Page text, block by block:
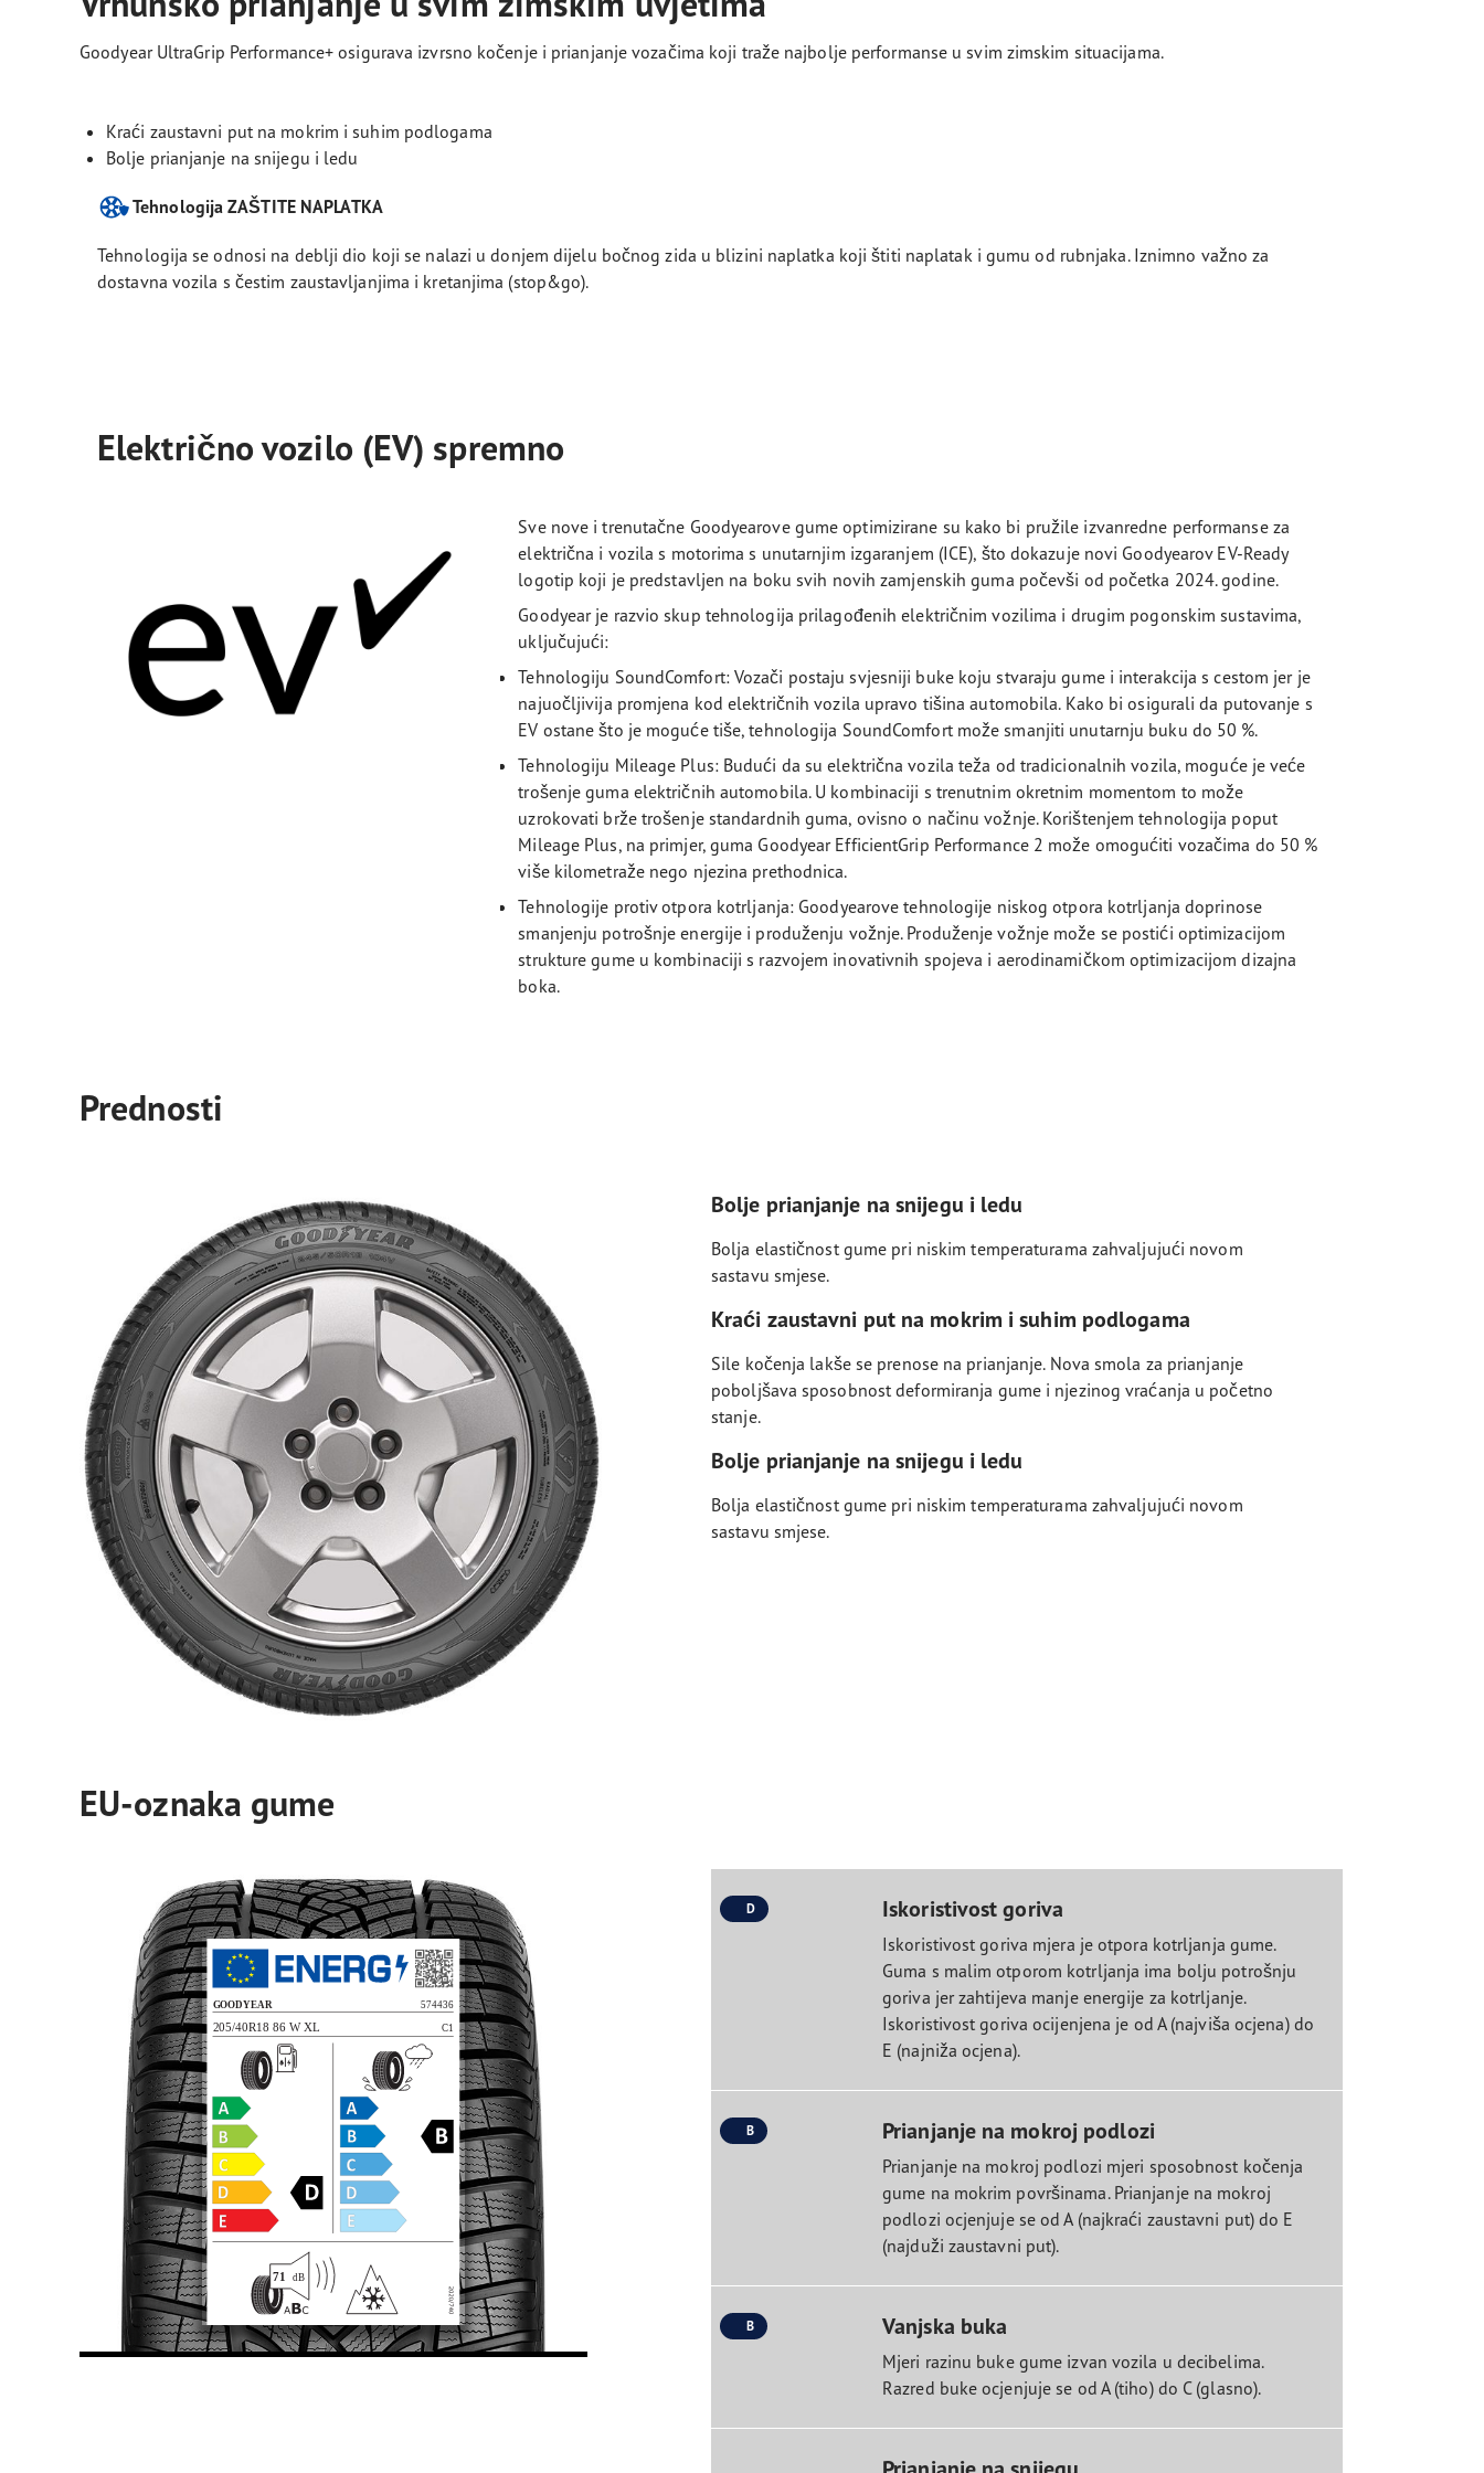
Goodyear UltraGrip Performance+ osigurava izvrsno kočenje i prianjanje vozačima koji traže najbolje performanse u svim zimskim situacijama.
Kraći zaustavni put na mokrim i suhim podlogama
Bolje prianjanje na snijegu i ledu
Tehnologija ZAŠTITE NAPLATKA
Tehnologija se odnosi na deblji dio koji se nalazi u donjem dijelu bočnog zida u blizini naplatka koji štiti naplatak i gumu od rubnjaka. Iznimno važno za
dostavna vozila s čestim zaustavljanjima i kretanjima (stop&go).
Električno vozilo (EV) spremno
Sve nove i trenutačne Goodyearove gume optimizirane su kako bi pružile izvanredne performanse za
električna i vozila s motorima s unutarnjim izgaranjem (ICE), što dokazuje novi Goodyearov EV-Ready
logotip koji je predstavljen na boku svih novih zamjenskih guma počevši od početka 2024. godine.
Goodyear je razvio skup tehnologija prilagođenih električnim vozilima i drugim pogonskim sustavima,
uključujući:
Tehnologiju SoundComfort: Vozači postaju svjesniji buke koju stvaraju gume i interakcija s cestom jer je
najuočljivija promjena kod električnih vozila upravo tišina automobila. Kako bi osigurali da putovanje s
EV ostane što je moguće tiše, tehnologija SoundComfort može smanjiti unutarnju buku do 50 %.
Tehnologiju Mileage Plus: Budući da su električna vozila teža od tradicionalnih vozila, moguće je veće
trošenje guma električnih automobila. U kombinaciji s trenutnim okretnim momentom to može
uzrokovati brže trošenje standardnih guma, ovisno o načinu vožnje. Korištenjem tehnologija poput
Mileage Plus, na primjer, guma Goodyear EfficientGrip Performance 2 može omogućiti vozačima do 50 %
više kilometraže nego njezina prethodnica.
Tehnologije protiv otpora kotrljanja: Goodyearove tehnologije niskog otpora kotrljanja doprinose
smanjenju potrošnje energije i produženju vožnje. Produženje vožnje može se postići optimizacijom
strukture gume u kombinaciji s razvojem inovativnih spojeva i aerodinamičkom optimizacijom dizajna
boka.
Prednosti
Bolje prianjanje na snijegu i ledu
Bolja elastičnost gume pri niskim temperaturama zahvaljujući novom
sastavu smjese.
Kraći zaustavni put na mokrim i suhim podlogama
Sile kočenja lakše se prenose na prianjanje. Nova smola za prianjanje
poboljšava sposobnost deformiranja gume i njezinog vraćanja u početno
stanje.
Bolje prianjanje na snijegu i ledu
Bolja elastičnost gume pri niskim temperaturama zahvaljujući novom
sastavu smjese.
EU-oznaka gume
D Iskoristivost goriva
Iskoristivost goriva mjera je otpora kotrljanja gume.
Guma s malim otporom kotrljanja ima bolju potrošnju
goriva jer zahtijeva manje energije za kotrljanje.
Iskoristivost goriva ocijenjena je od A (najviša ocjena) do
E (najniža ocjena).
B Prianjanje na mokroj podlozi
Prianjanje na mokroj podlozi mjeri sposobnost kočenja
gume na mokrim površinama. Prianjanje na mokroj
podlozi ocjenjuje se od A (najkraći zaustavni put) do E
(najduži zaustavni put).
B Vanjska buka
Mjeri razinu buke gume izvan vozila u decibelima.
Razred buke ocjenjuje se od A (tiho) do C (glasno).